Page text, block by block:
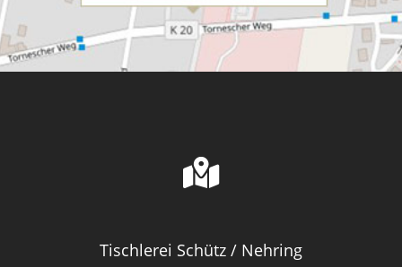
Tischlerei Schütz / Nehring